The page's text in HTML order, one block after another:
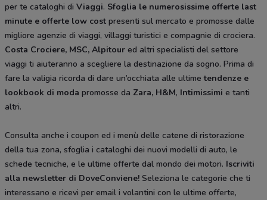
per te cataloghi di Viaggi. Sfoglia le numerosissime offerte last
minute e offerte low cost presenti sul mercato e promosse dalle
migliore agenzie di viaggi, villaggi turistici e compagnie di crociera.
Costa Crociere, MSC, Alpitour ed altri specialisti del settore
viaggi ti aiuteranno a scegliere la destinazione da sogno. Prima di
fare la valigia ricorda di dare un’occhiata alle ultimetendenze e
lookbook di moda promosse da Zara, H&M, Intimissimi e tanti
altri.
Consulta anche i coupon ed i menù delle catene di ristorazione
della tua zona, sfoglia i cataloghi dei nuovi modelli di auto, le
schede tecniche, e le ultime offerte dal mondo dei motori. Iscriviti
alla newsletter di DoveConviene! Seleziona le categorie che ti
interessano e ricevi per email i volantini con le ultime offerte,